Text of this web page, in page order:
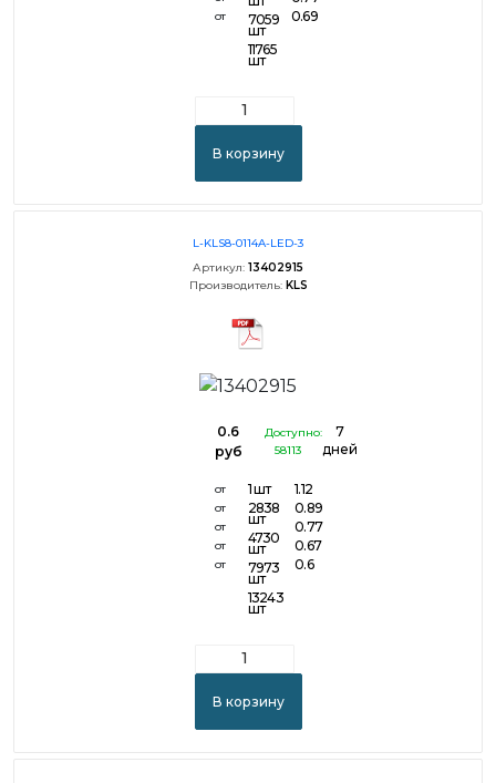
от
7059
шт
11765
шт
0.69
В корзину
L-KLS8-0114A-LED-3
Артикул: 13402915
Производитель: KLS
0.6
руб
Доступно:
58113
7
дней
от
от
от
от
от
1 шт
2838
шт
4730
шт
7973
шт
13243
шт
1.12
0.89
0.77
0.67
0.6
В корзину